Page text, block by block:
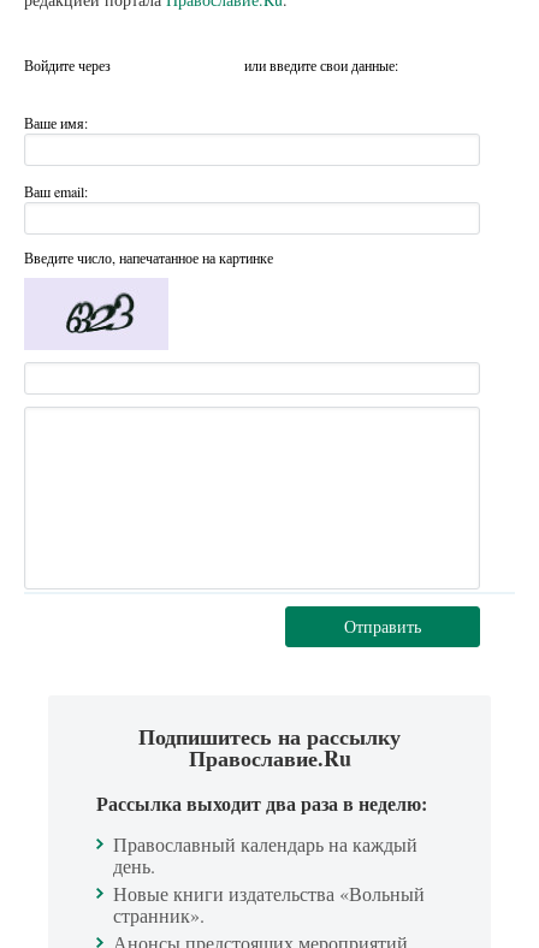
Войдите через или введите свои данные:
Ваше имя:
Ваш email:
Введите число, напечатанное на картинке
Отправить
Подпишитесь на рассылку
Православие.Ru
Рассылка выходит два раза в неделю:
Православный календарь на каждый
день.
Новые книги издательства «Вольный
странник».
Анонсы предстоящих мероприятий.